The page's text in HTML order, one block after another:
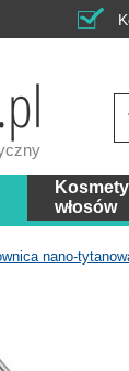
włosów
nano-